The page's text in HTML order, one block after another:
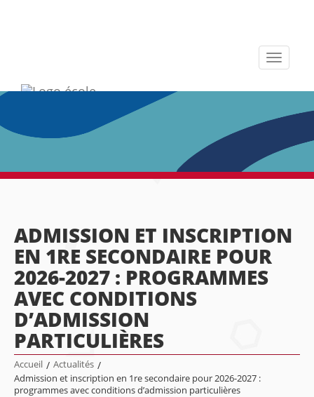
Toggle
ADMISSION ET INSCRIPTION
EN 1RE SECONDAIRE POUR
2026-2027 : PROGRAMMES
AVEC CONDITIONS
D’ADMISSION
PARTICULIÈRES
Accueil / Actualités /
Admission et inscription en 1re secondaire pour 2026-2027 :
programmes avec conditions d’admission particulières